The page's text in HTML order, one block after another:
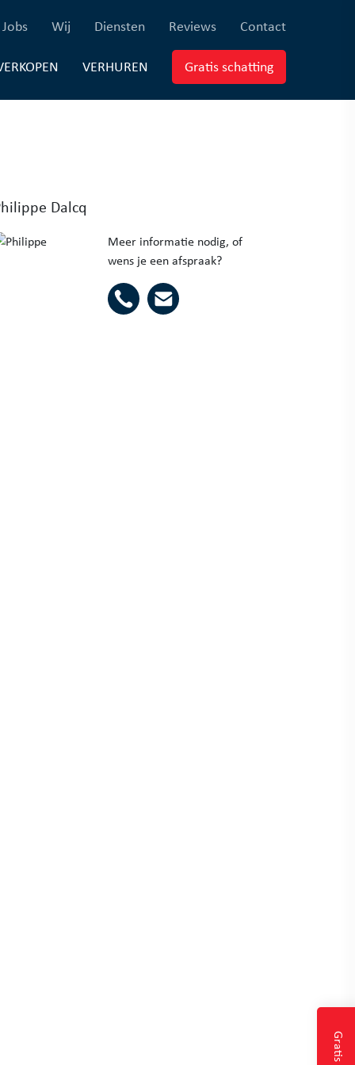
Jobs(Jobs)Wij (Wij)Diensten(Diensten)
Reviews(Reviews)
Contact(Contact)
(VERKOPEN)
VERHUREN (VERHUREN)
Gratis schatting(Gratis
Dalcq
Meer informatie nodig, of
wens je een afspraak?